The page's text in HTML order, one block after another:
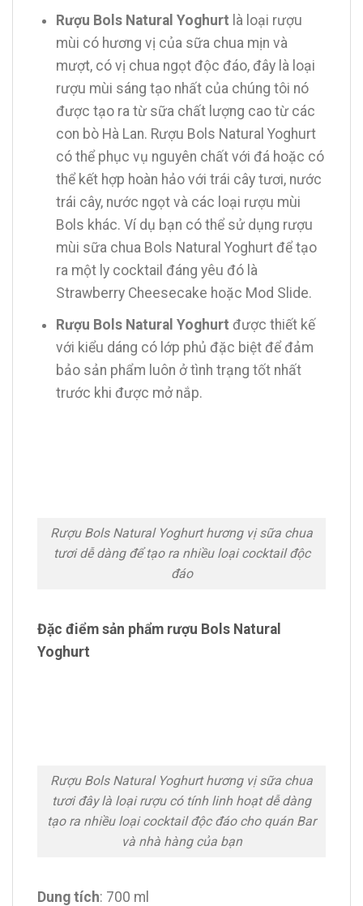
Rượu Bols Natural Yoghurt là loại rượu
mùi có hương vị của sữa chua mịn và
mượt, có vị chua ngọt độc đáo, đây là loại
rượu mùi sáng tạo nhất của chúng tôi nó
được tạo ra từ sữa chất lượng cao từ các
con bò Hà Lan. Rượu Bols Natural Yoghurt
có thể phục vụ nguyên chất với đá hoặc có
thể kết hợp hoàn hảo với trái cây tươi, nước
trái cây, nước ngọt và các loại rượu mùi
Bols khác. Ví dụ bạn có thể sử dụng rượu
mùi sữa chua Bols Natural Yoghurt để tạo
ra một ly cocktail đáng yêu đó là
Strawberry Cheesecake hoặc Mod Slide.
Rượu Bols Natural Yoghurt được thiết kế
với kiểu dáng có lớp phủ đặc biệt để đảm
bảo sản phẩm luôn ở tình trạng tốt nhất
trước khi được mở nắp.
Rượu Bols Natural Yoghurt hương vị sữa chua
tươi dễ dàng để tạo ra nhiều loại cocktail độc
đáo
Đặc điểm sản phẩm rượu Bols Natural
Yoghurt
Rượu Bols Natural Yoghurt hương vị sữa chua
tươi đây là loại rượu có tính linh hoạt dễ dàng
tạo ra nhiều loại cocktail độc đáo cho quán Bar
và nhà hàng của bạn
Dung tích: 700 ml